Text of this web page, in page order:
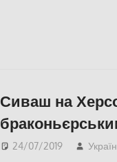
Сиваш на
24/07/2019